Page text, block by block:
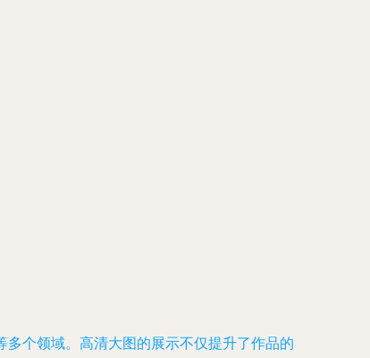
个领域。高清大图的展示不仅提升了作品的